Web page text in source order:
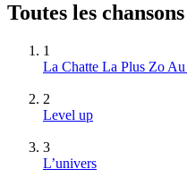
Toutes les chansons
1
La Chatte La Plus Zo
2
Level up
3
L’univers